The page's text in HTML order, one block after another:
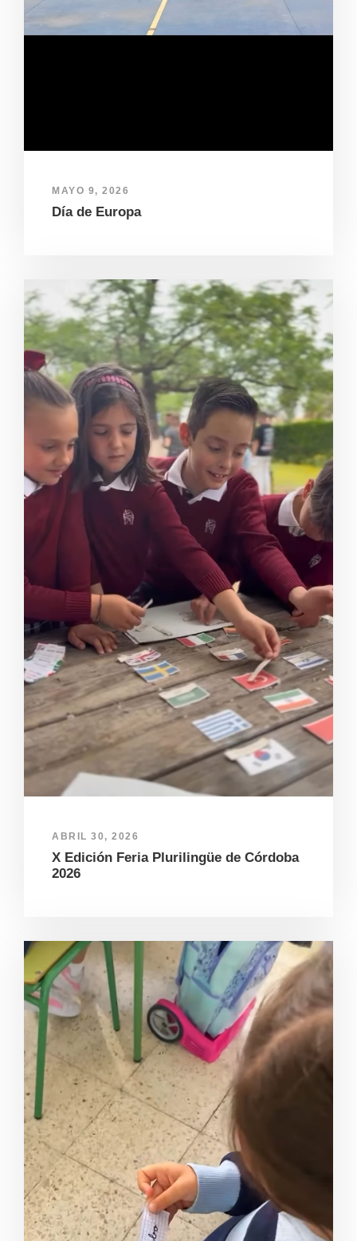
MAYO 9, 2026
Día de Europa
ABRIL 30, 2026
X Edición Feria Plurilingüe de Córdoba
2026